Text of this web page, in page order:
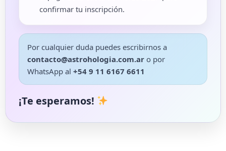
confirmar tu inscripción.
Por cualquier duda puedes escribirnos a
contacto@astrohologia.com.ar o por
WhatsApp al +54 9 11 6167 6611
¡Te esperamos!